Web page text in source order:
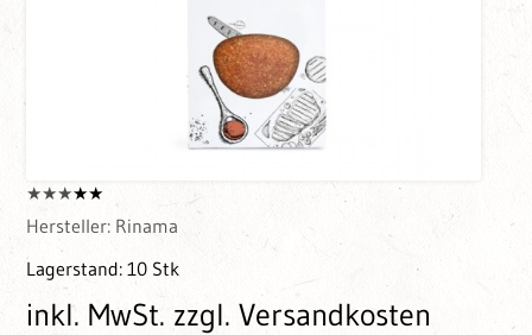
Hersteller: Rinama
Lagerstand:10 Stk
inkl. MwSt. zzgl. Versandkosten